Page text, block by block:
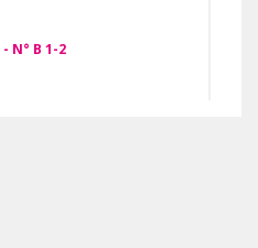
B 1-2